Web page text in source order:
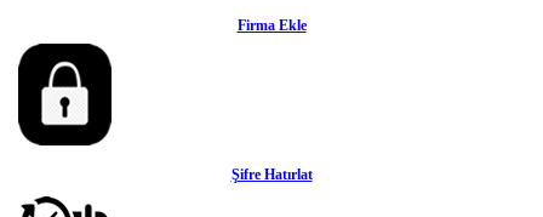
Firma Ekle
Şifre Hatırlat